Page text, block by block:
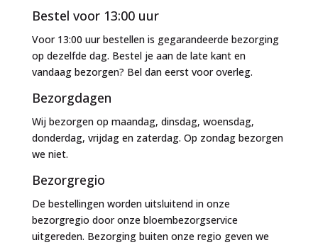
Bestel voor 13:00 uur
Voor 13:00 uur bestellen is gegarandeerde bezorging
op dezelfde dag. Bestel je aan de late kant en
vandaag bezorgen? Bel dan eerst voor overleg.
Bezorgdagen
Wij bezorgen op maandag, dinsdag, woensdag,
donderdag, vrijdag en zaterdag. Op zondag bezorgen
we niet.
Bezorgregio
De bestellingen worden uitsluitend in onze
bezorgregio door onze bloembezorgservice
uitgereden. Bezorging buiten onze regio geven we